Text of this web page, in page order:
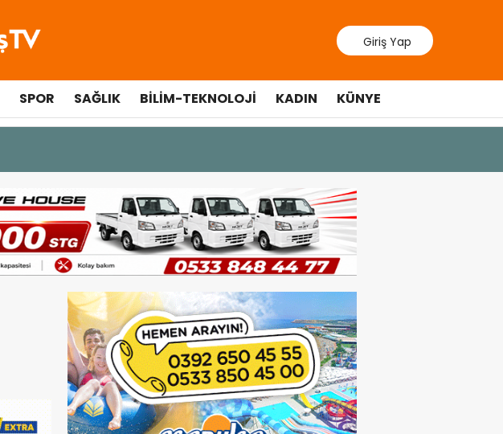
Giriş Yap
SPOR SAĞLIK BILIM-TEKNOLOJI KADIN KÜNYE